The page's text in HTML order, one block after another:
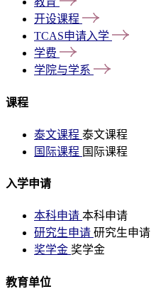
开设课程
TCAS申请入学
学费
学院与学系
课程
泰文课程 泰文课程
国际课程 国际课程
入学申请
本科申请 本科申请
研究生申请 研究生申请
奖学金 奖学金
教育单位